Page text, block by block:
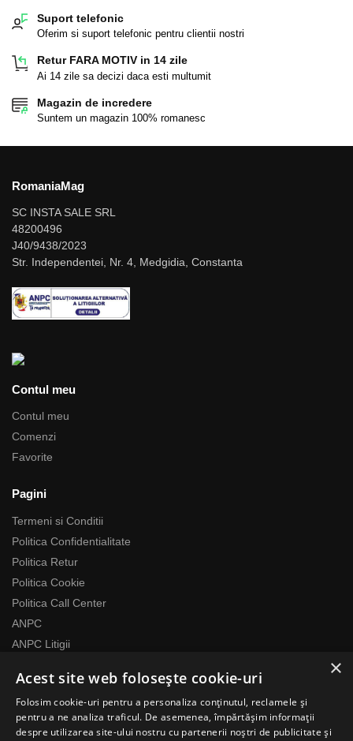
Suport telefonic
Oferim si suport telefonic pentru clientii nostri
Retur FARA MOTIV in 14 zile
Ai 14 zile sa decizi daca esti multumit
Magazin de incredere
Suntem un magazin 100% romanesc
RomaniaMag
SC INSTA SALE SRL
48200496
J40/9438/2023
Str. Independentei, Nr. 4, Medgidia, Constanta
Contul meu
Contul meu
Comenzi
Favorite
Pagini
Termeni si Conditii
Politica Confidentialitate
Politica Retur
Politica Cookie
Politica Call Center
ANPC
ANPC Litigii
Despre noi
Echipa RomaniaMag este la dispozitia ta
Program relatii cu clientii
×
Acest site web folosește cookie-uri
Folosim cookie-uri pentru a personaliza conținutul, reclamele și
pentru a ne analiza traficul. De asemenea, împărtășim informații
despre utilizarea site-ului nostru cu partenerii noștri de publicitate și